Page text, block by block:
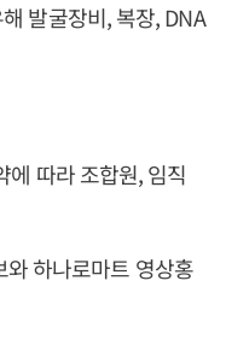
발굴장비, 복장, DNA
에 따라 조합원, 임직
하나로마트 영상홍